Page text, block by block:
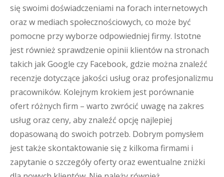
się swoimi doświadczeniami na forach internetowych
oraz w mediach społecznościowych, co może być
pomocne przy wyborze odpowiedniej firmy. Istotne
jest również sprawdzenie opinii klientów na stronach
takich jak Google czy Facebook, gdzie można znaleźć
recenzje dotyczące jakości usług oraz profesjonalizmu
pracowników. Kolejnym krokiem jest porównanie
ofert różnych firm – warto zwrócić uwagę na zakres
usług oraz ceny, aby znaleźć opcję najlepiej
dopasowaną do swoich potrzeb. Dobrym pomysłem
jest także skontaktowanie się z kilkoma firmami i
zapytanie o szczegóły oferty oraz ewentualne zniżki